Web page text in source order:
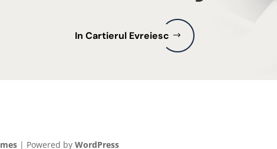
In Cartierul Evreiesc
| Powered byWordPress